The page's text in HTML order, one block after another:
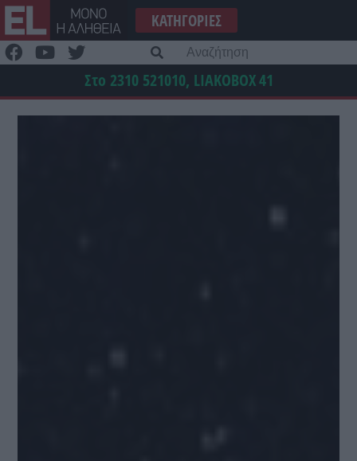
Μετάβαση
στο
περιεχόμενο
ΚΑΤΗΓΟΡΊΕΣ
Στο 2310 521010, LIAKOBOX41